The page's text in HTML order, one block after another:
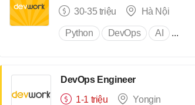
30-35 triệu
Hà Nội
Python DevOps AI ...
DevOps Engineer
1-1 triệu
Yongin